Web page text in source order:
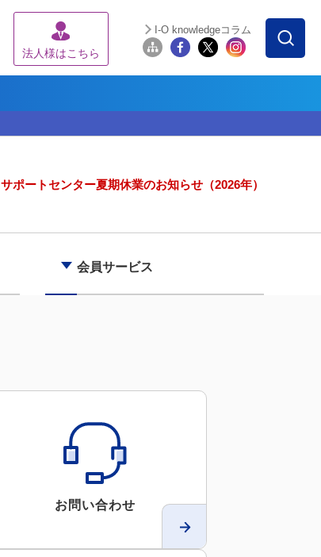
法人様はこちら
I-O knowledgeコラム
サポートセンター夏期休業のお知らせ（2026年）
会員サービス
お問い合わせ